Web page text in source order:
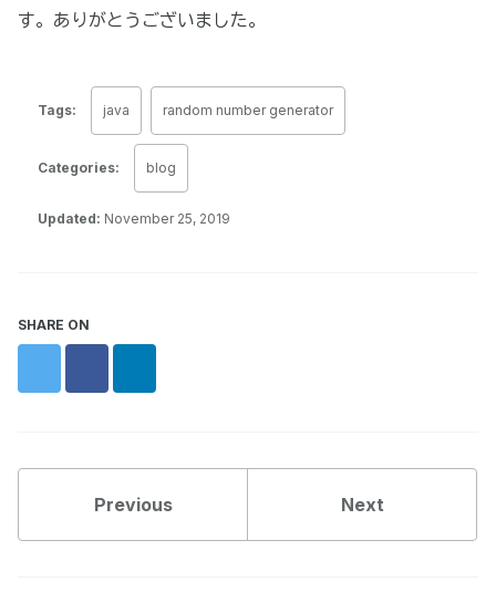
す。ありがとうございました。
Tags: java random number generator
Categories: blog
Updated: November 25, 2019
SHARE ON
Previous Next